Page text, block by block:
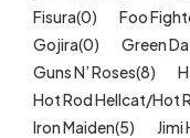
Fisura(0) Foo
Gojira(0) Green
Guns N’ Roses(8)
Hot Rod Hellcat/Hot
Iron Maiden(5) Jimi